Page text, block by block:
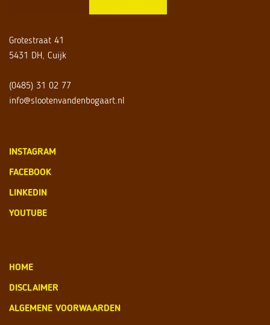
Grotestraat 41
5431 DH, Cuijk
(0485) 31 02 77
info@slootenvandenbogaart.nl
INSTAGRAM
FACEBOOK
LINKEDIN
YOUTUBE
HOME
DISCLAIMER
ALGEMENE VOORWAARDEN